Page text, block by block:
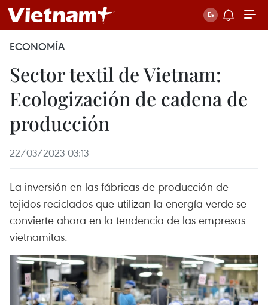
ECONOMÍA
Sector textil de Vietnam:
Ecologización de cadena de
producción
22/03/2023 03:13
La inversión en las fábricas de producción de
tejidos reciclados que utilizan la energía verde se
convierte ahora en la tendencia de las empresas
vietnamitas.